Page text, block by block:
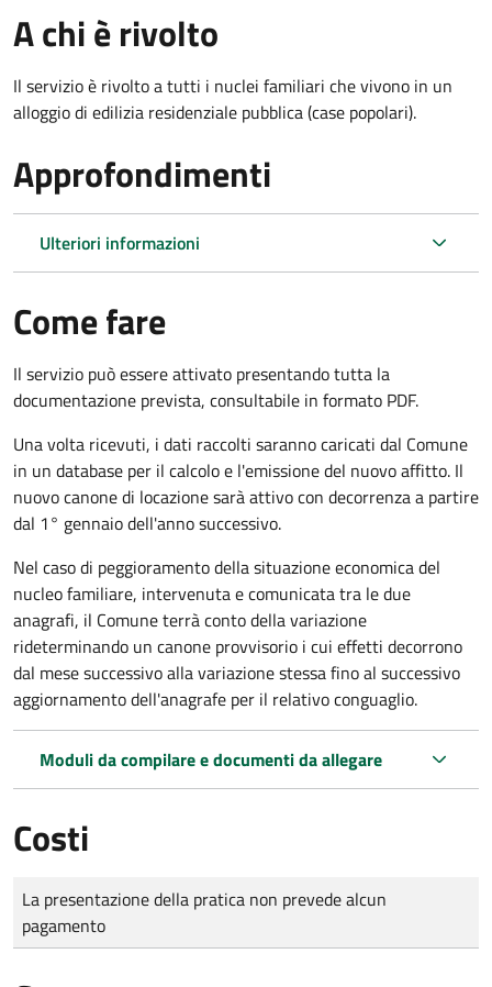
A chi è rivolto
Il servizio è rivolto a tutti i nuclei familiari che vivono in un
alloggio di edilizia residenziale pubblica (case popolari).
Approfondimenti
Ulteriori informazioni
Come fare
Il servizio può essere attivato presentando tutta la
documentazione prevista, consultabile in formato PDF.
Una volta ricevuti, i dati raccolti saranno caricati dal Comune
in un database per il calcolo e l'emissione del nuovo affitto. Il
nuovo canone di locazione sarà attivo con decorrenza a partire
dal 1° gennaio dell'anno successivo.
Nel caso di peggioramento della situazione economica del
nucleo familiare, intervenuta e comunicata tra le due
anagrafi, il Comune terrà conto della variazione
rideterminando un canone provvisorio i cui effetti decorrono
dal mese successivo alla variazione stessa fino al successivo
aggiornamento dell'anagrafe per il relativo conguaglio.
Moduli da compilare e documenti da allegare
Costi
Tipo di pagamento
Importo
La presentazione della pratica non prevede alcun
pagamento